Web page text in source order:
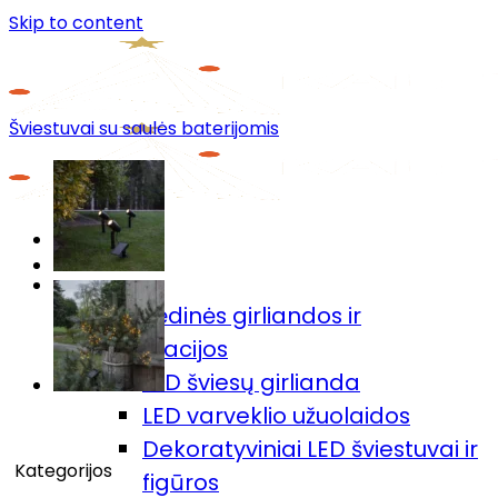
Skip to content
Menu
Prekių katalogas
🎄Kalėdinės girliandos ir
dekoracijos
LED šviesų girlianda
LED varveklio užuolaidos
Dekoratyviniai LED šviestuvai ir
figūros
Šviestuvai su saulės baterijomis
Kategorijos